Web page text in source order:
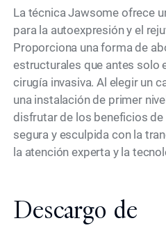
La técnica Jawsome ofrece
para la autoexpresión y el
Proporciona una forma de
estructurales que antes solo
cirugía invasiva. Al elegir un
una instalación de primer
disfrutar de los beneficios de
segura y esculpida con la
la atención experta y la
Descargo de